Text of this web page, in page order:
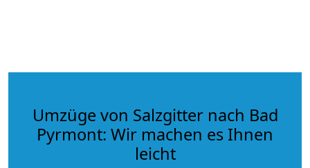
Umzüge von Salzgitter nach Bad
Pyrmont: Wir machen es Ihnen
leicht